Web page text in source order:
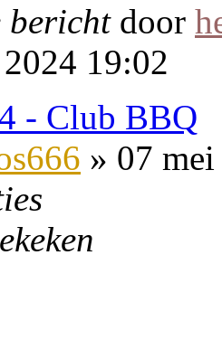
bericht door
19:02
- Club BBQ
» 07